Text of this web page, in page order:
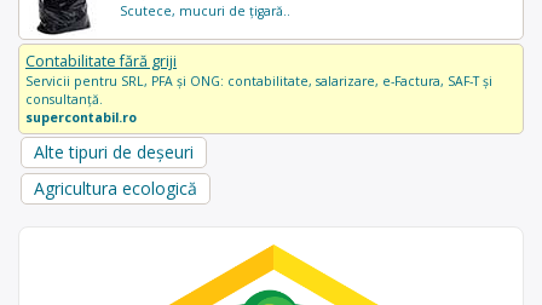
Scutece, mucuri de țigară..
Contabilitate fără griji
Servicii pentru SRL, PFA și ONG: contabilitate, salarizare, e-Factura, SAF-T și
consultanță.
supercontabil.ro
Alte tipuri de deșeuri
Agricultura ecologică